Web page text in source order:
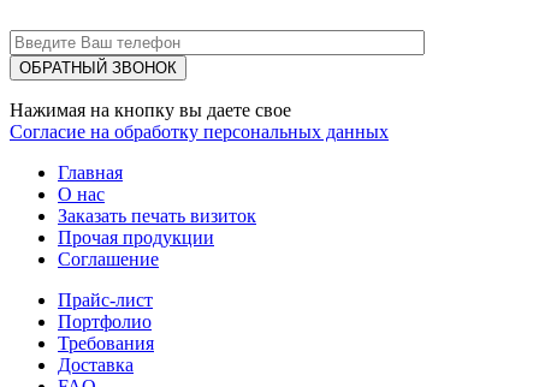
Нажимая на кнопку вы даете свое
Согласие на обработку персональных данных
Главная
О нас
Заказать печать визиток
Прочая продукции
Соглашение
Прайс-лист
Портфолио
Требования
Доставка